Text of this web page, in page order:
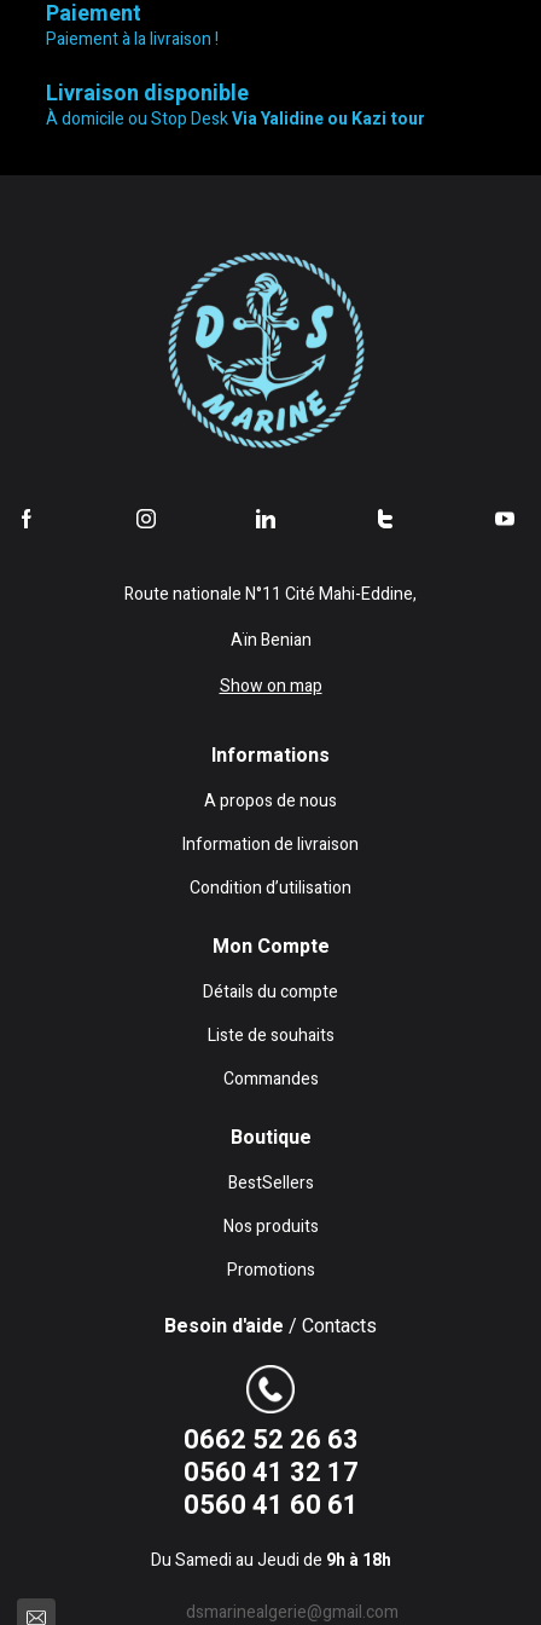
Paiement
Paiement à la livraison !
Livraison disponible
À domicile ou Stop DeskVia Yalidine ou Kazi tour
Route nationale N°11 Cité Mahi-Eddine,
Aïn Benian
Show on map
Informations
A propos de nous
Information de livraison
Condition d’utilisation
Mon Compte
Détails du compte
Liste de souhaits
Commandes
Boutique
BestSellers
Nos produits
Promotions
Besoin d'aide / Contacts
0662 52 26 63
0560 41 32 17
0560 41 60 61
Du Samedi au Jeudi de 9h à 18h
dsmarinealgerie@gmail.com